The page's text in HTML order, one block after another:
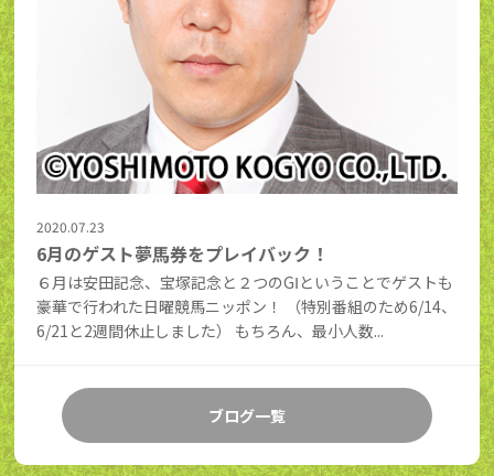
2020.07.23
6月のゲスト夢馬券をプレイバック！
６月は安田記念、宝塚記念と２つのGⅠということでゲストも
豪華で行われた日曜競馬ニッポン！ （特別番組のため6/14、
6/21と2週間休止しました） もちろん、最小人数...
ブログ一覧